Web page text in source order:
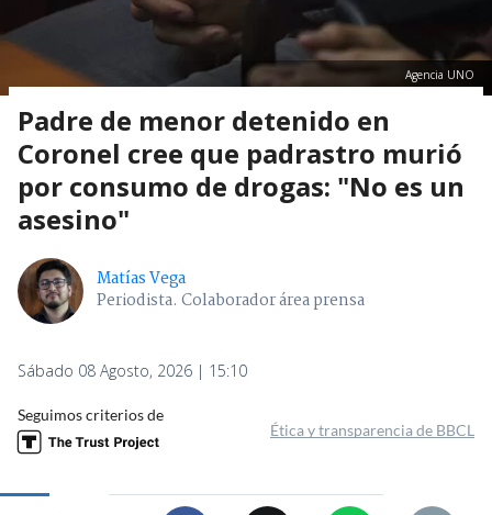
Agencia UNO
Padre de menor detenido en
Coronel cree que padrastro murió
por consumo de drogas: "No es un
asesino"
Matías Vega
Periodista. Colaborador área prensa
Sábado 08 Agosto, 2026 | 15:10
Seguimos criterios de
Ética y transparencia de BBCL